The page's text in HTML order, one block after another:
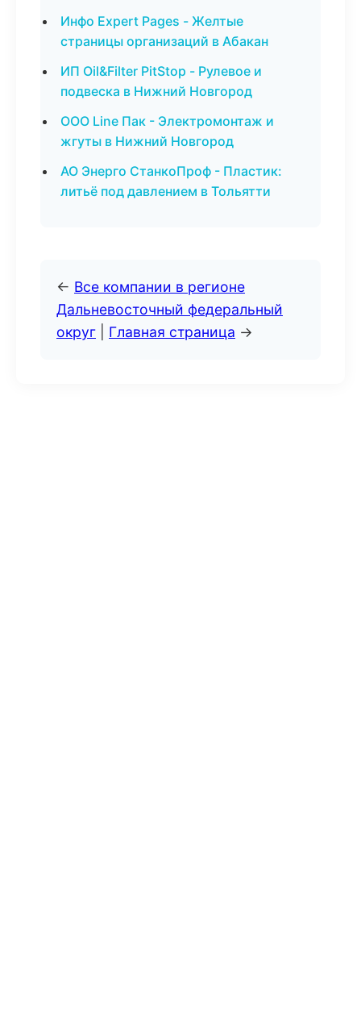
Инфо Expert Pages - Желтые
страницы организаций в Абакан
ИП Oil&Filter PitStop - Рулевое и
подвеска в Нижний Новгород
ООО Line Пак - Электромонтаж и
жгуты в Нижний Новгород
АО Энерго СтанкоПроф - Пластик:
литьё под давлением в Тольятти
← Все компании в регионе
Дальневосточный федеральный
округ
Главная страница →